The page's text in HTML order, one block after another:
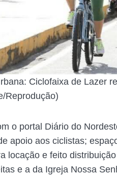
Ciclofaixa de Lazer
Reprodução)
o portal Diário do
apoio aos ciclistas;
locação e feito
e a da Igreja Nossa